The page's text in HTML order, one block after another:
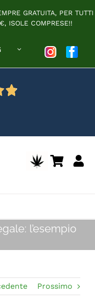
GRATUITA, PER TUTTI
ISOLE COMPRESE!!
l’esempio
Prossimo